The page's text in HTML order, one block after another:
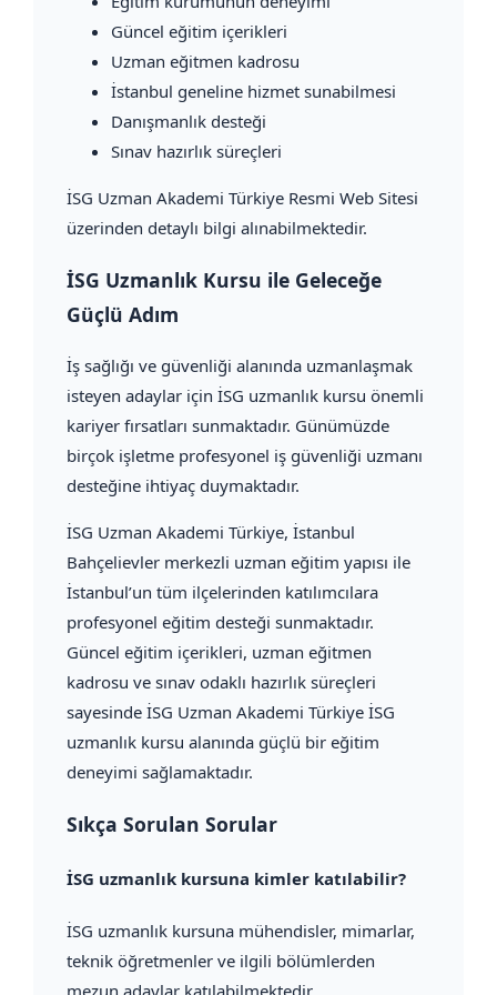
Güncel eğitim içerikleri
Uzman eğitmen kadrosu
İstanbul geneline hizmet sunabilmesi
Danışmanlık desteği
Sınav hazırlık süreçleri
İSG Uzman Akademi Türkiye Resmi Web Sitesi
üzerinden detaylı bilgi alınabilmektedir.
İSG Uzmanlık Kursu ile Geleceğe
Güçlü Adım
İş sağlığı ve güvenliği alanında uzmanlaşmak
isteyen adaylar için İSG uzmanlık kursu önemli
kariyer fırsatları sunmaktadır. Günümüzde
birçok işletme profesyonel iş güvenliği uzmanı
desteğine ihtiyaç duymaktadır.
İSG Uzman Akademi Türkiye, İstanbul
Bahçelievler merkezli uzman eğitim yapısı ile
İstanbul’un tüm ilçelerinden katılımcılara
profesyonel eğitim desteği sunmaktadır.
Güncel eğitim içerikleri, uzman eğitmen
kadrosu ve sınav odaklı hazırlık süreçleri
sayesinde İSG Uzman Akademi Türkiye İSG
uzmanlık kursu alanında güçlü bir eğitim
deneyimi sağlamaktadır.
Sıkça Sorulan Sorular
İSG uzmanlık kursuna kimler katılabilir?
İSG uzmanlık kursuna mühendisler, mimarlar,
teknik öğretmenler ve ilgili bölümlerden
mezun adaylar katılabilmektedir.